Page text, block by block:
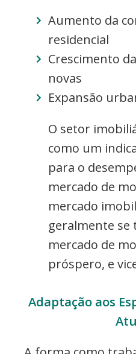
Aumento da
residencial
Crescimento
novas
Expansão
O setor
como um
para o
mercado de
mercado
geralmente se
mercado de
próspero, e
Adaptação aos